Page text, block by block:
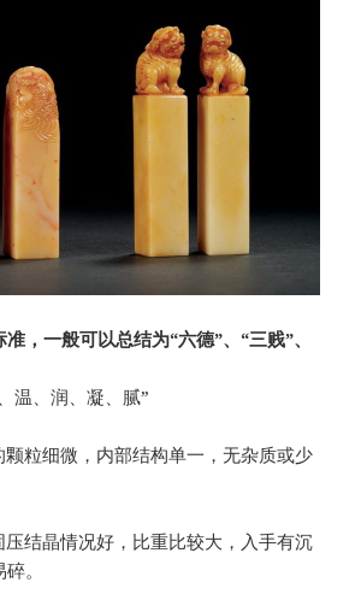
，一般可以总结为“六德”、“三贱”、
温、润、凝、腻”
颗粒细微，内部结构单一，无杂质或少
压结晶情况好，比重比较大，入手有沉
。